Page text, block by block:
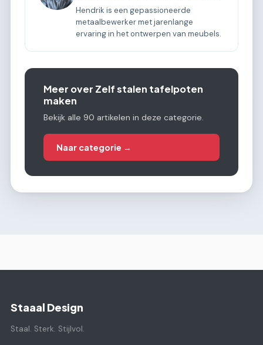
Hendrik is een gepassioneerde
metaalbewerker met jarenlange
ervaring in het ontwerpen van meubels.
Meer over Zelf stalen tafelpoten
maken
Bekijk alle 90 artikelen in deze categorie.
Naar categorie →
Staaal Design
Staal. Sterk. Stijlvol.